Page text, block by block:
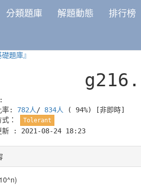
分類題庫 解題動態 排行榜
題庫』
率: 782人 / 834人 ( 94%)
[非即時]
式：
Tolerant
新 : 2021-08-24 18:23